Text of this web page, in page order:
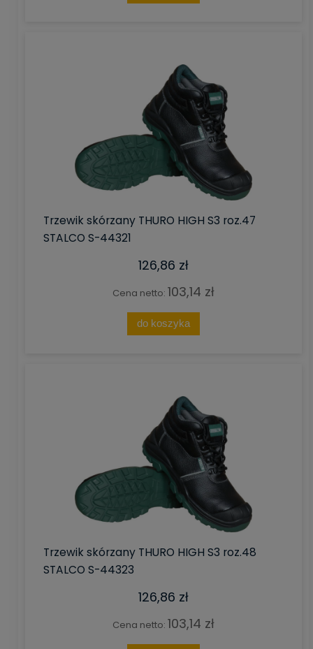
Trzewik skórzany THURO HIGH S3 roz.47
STALCO S-44321
126,86 zł
Cena netto: 103,14 zł
do koszyka
Trzewik skórzany THURO HIGH S3 roz.48
STALCO S-44323
126,86 zł
Cena netto: 103,14 zł